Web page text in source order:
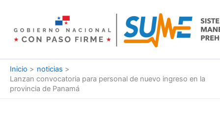
contenido
Inicio
noticias
Lanzan convocatoria para personal de nuevo ingreso en la
provincia de Panamá